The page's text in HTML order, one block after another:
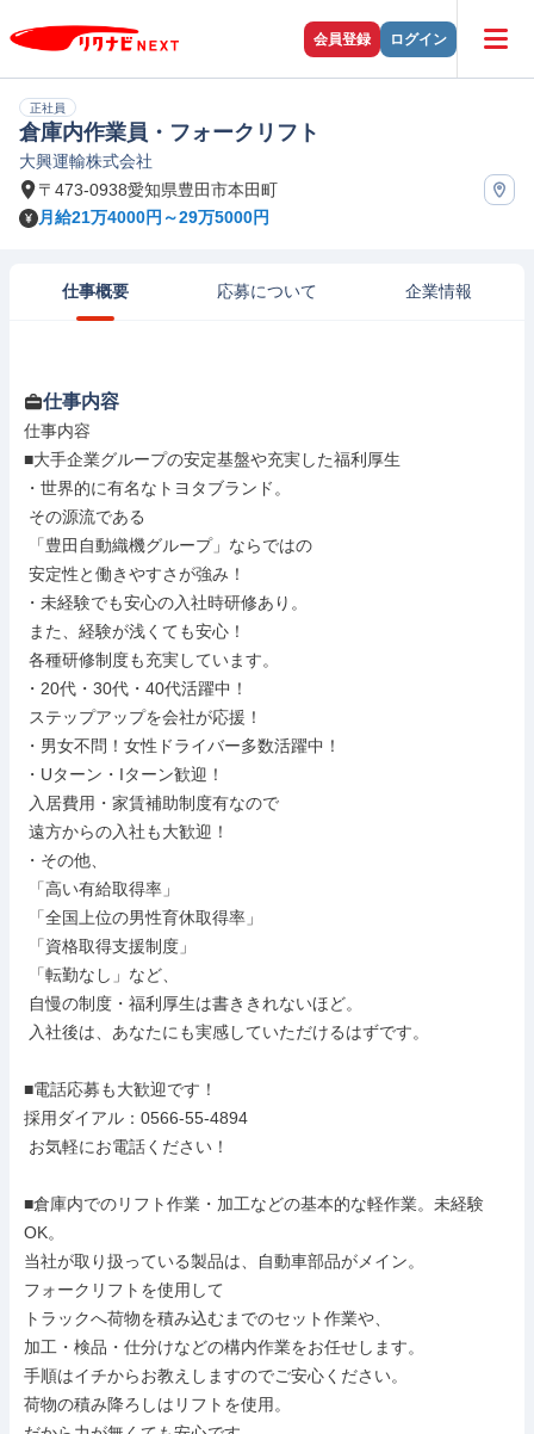
会員登録 ログイン
正社員
倉庫内作業員・フォークリフト
大興運輸株式会社
〒473-0938愛知県豊田市本田町
月給21万4000円～29万5000円
仕事概要 応募について 企業情報
仕事内容
仕事内容
■大手企業グループの安定基盤や充実した福利厚生
・世界的に有名なトヨタブランド。
・未経験でも安心の入社時研修あり。
・20代・30代・40代活躍中！
・男女不問！女性ドライバー多数活躍中！
・Uターン・Iターン歓迎！
・その他、
■電話応募も大歓迎です！
採用ダイアル：0566-55-4894
■倉庫内でのリフト作業・加工などの基本的な軽作業。未経験
OK。
当社が取り扱っている製品は、自動車部品がメイン。
フォークリフトを使用して
トラックへ荷物を積み込むまでのセット作業や、
加工・検品・仕分けなどの構内作業をお任せします。
手順はイチからお教えしますのでご安心ください。
荷物の積み降ろしはリフトを使用。